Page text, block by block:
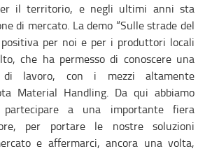
il territorio, e negli ultimi anni sta
di mercato. La demo “Sulle strade del
per noi e per i produttori locali
che ha permesso di conoscere una
di lavoro, con i mezzi altamente
Material Handling. Da qui abbiamo
a una importante fiera
per portare le nostre soluzioni
e affermarci, ancora una volta,